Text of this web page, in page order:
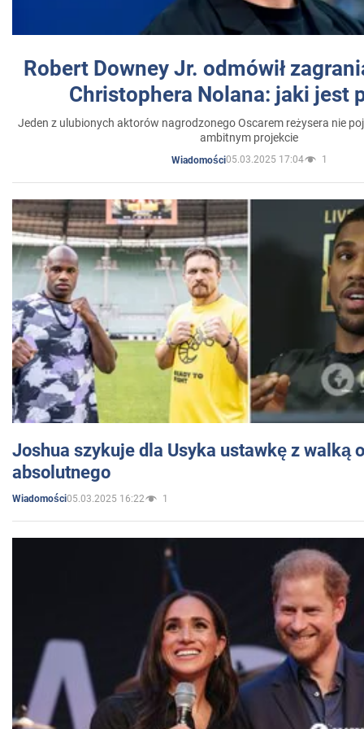
Robert Downey Jr. odmówił
Christophera Nolana: jaki jest
Jeden z ulubionych aktorów nagrodzonego Oscarem reżysera nie
ambitnym projekcie
Wiadomości05.03.2025 17:04 1
Joshua szykuje dla Usyka ustawkę z walką
absolutnego
Wiadomości05.03.2025 16:22 1